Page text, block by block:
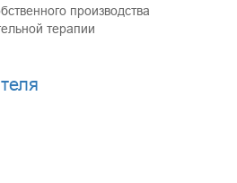
производства
терапии